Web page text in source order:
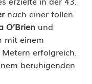
nach einer tollen
O’Brien und
mit einem
erfolgreich.
beruhigenden